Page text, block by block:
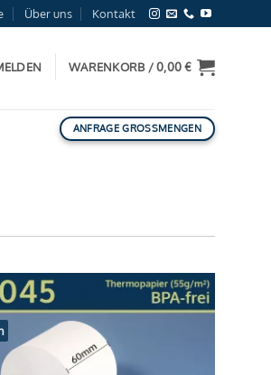
Über uns Kontakt
WARENKORB /0,00€
ANFRAGE GROSSMENGEN